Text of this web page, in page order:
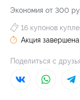
Экономия от 300
16 купонов
Акция завершена
Поделиться с